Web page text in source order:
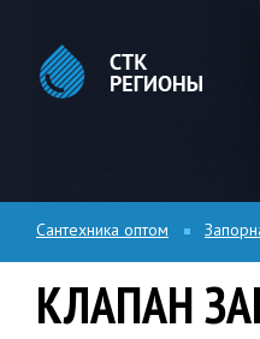
Сантехника оптом
КЛАПАН